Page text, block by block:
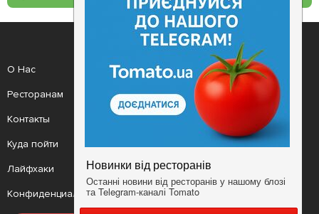
О Нас
Ресторанам
Контакты
Куда пойти
Лайфхаки
Конфиденциальность
Рецепт дня
Новости
Анонсы
Мобильное приложение
Условия